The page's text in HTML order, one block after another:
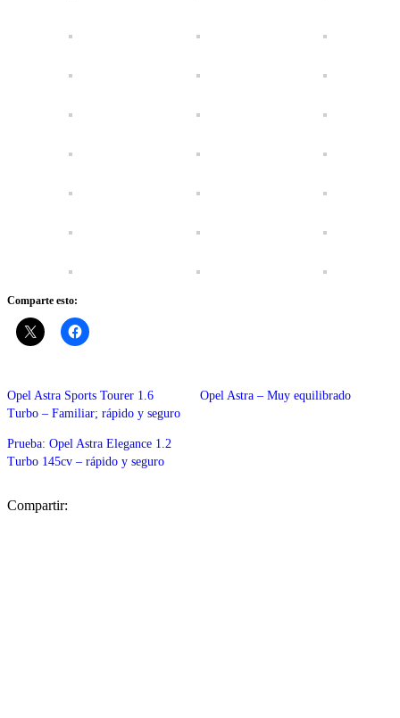
Comparte esto:
Opel Astra Sports Tourer 1.6
Turbo – Familiar; rápido y seguro
Opel Astra – Muy equilibrado
Prueba: Opel Astra Elegance 1.2
Turbo 145cv – rápido y seguro
Compartir: